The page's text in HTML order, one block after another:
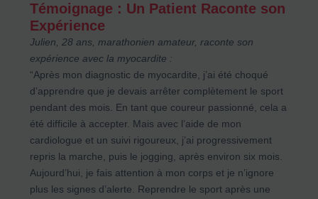
Témoignage : Un Patient Raconte son
Expérience
Julien, 28 ans, marathonien amateur, raconte son
expérience avec la myocardite :
“Après mon diagnostic de myocardite, j’ai été choqué
d’apprendre que je devais arrêter complètement le sport
pendant des mois. En tant que coureur passionné, cela a
été difficile à accepter. Mais avec l’aide de mon
cardiologue et un suivi rigoureux, j’ai progressivement
repris la marche, puis le jogging, après environ six mois.
Aujourd’hui, je fais attention à mon corps et je n’ignore
plus les signes d’alerte. Reprendre le sport après une